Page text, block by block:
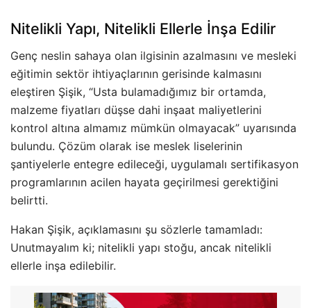
Nitelikli Yapı, Nitelikli Ellerle İnşa Edilir
Genç neslin sahaya olan ilgisinin azalmasını ve mesleki
eğitimin sektör ihtiyaçlarının gerisinde kalmasını
eleştiren Şişik, “Usta bulamadığımız bir ortamda,
malzeme fiyatları düşse dahi inşaat maliyetlerini
kontrol altına almamız mümkün olmayacak” uyarısında
bulundu. Çözüm olarak ise meslek liselerinin
şantiyelerle entegre edileceği, uygulamalı sertifikasyon
programlarının acilen hayata geçirilmesi gerektiğini
belirtti.
Hakan Şişik, açıklamasını şu sözlerle tamamladı:
Unutmayalım ki; nitelikli yapı stoğu, ancak nitelikli
ellerle inşa edilebilir.